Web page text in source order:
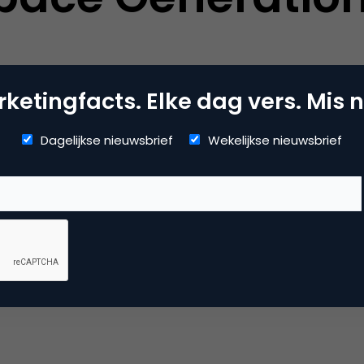
voor
Elke dag vers. Mis
Dagelijkse nieuwsbrief Wekelijkse nieuwsbrief